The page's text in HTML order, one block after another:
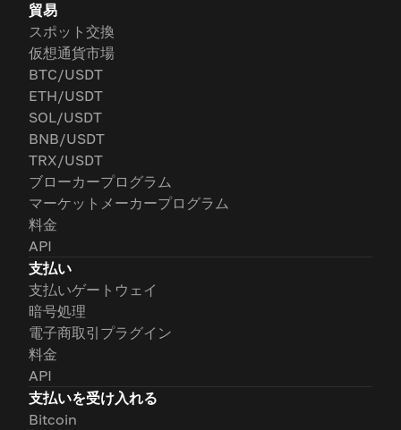
貿易
スポット交換
仮想通貨市場
BTC/USDT
ETH/USDT
SOL/USDT
BNB/USDT
TRX/USDT
ブローカープログラム
マーケットメーカープログラム
料金
API
支払い
支払いゲートウェイ
暗号処理
電子商取引プラグイン
料金
API
支払いを受け入れる
Bitcoin